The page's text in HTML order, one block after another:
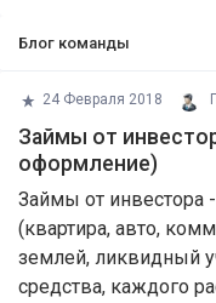
Блог команды
24 Февраля 2018
Займы от
оформление)
Займы от инвестора
(квартира, авто,
землей, ликвидный
средства, каждого